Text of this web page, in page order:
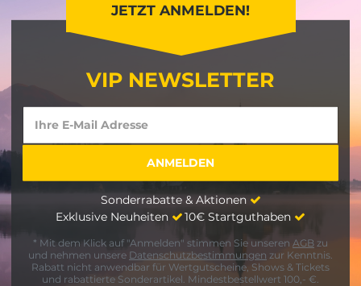
JETZT ANMELDEN!
VIP NEWSLETTER
Sonderrabatte & Aktionen
Exklusive Neuheiten
10€ Startguthaben
* Mit dem Klick auf "Anmelden" stimmen Sie unseren AGB zu
und nehmen unsere Datenschutzbestimmungen zur Kenntnis.
Rabatt nicht anwendbar für Wertgutscheine, Shows & Tickets
und rabattierte Sonderartikel. Mindestbestellwert 100,- €.